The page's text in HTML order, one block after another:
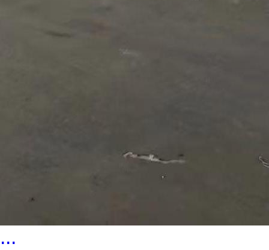
...